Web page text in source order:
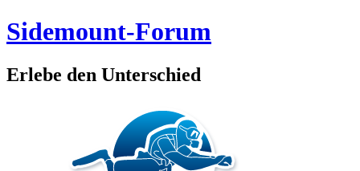
Sidemount-Forum
Erlebe den Unterschied